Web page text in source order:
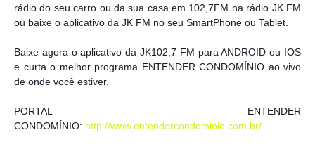
rádio do seu carro ou da sua casa em 102,7FM na rádio JK FM
ou baixe o aplicativo da JK FM no seu SmartPhone ou Tablet.
Baixe agora o aplicativo da JK102,7 FM para ANDROID ou IOS
e curta o melhor programa ENTENDER CONDOMÍNIO ao vivo
de onde você estiver.
PORTAL ENTENDER
CONDOMÍNIO: http://www.entendercondominio.com.br/